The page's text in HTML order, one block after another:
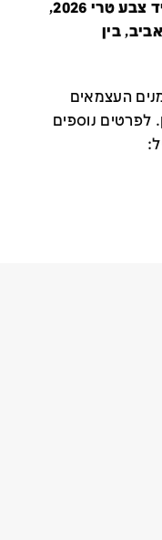
קטלוג זה מציג את כל משתתפי יריד צבע טרי 2026,
בין
העצמאים
. לפרטים נוספים
: